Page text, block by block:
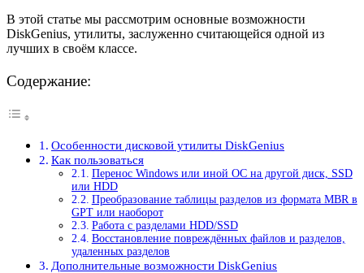
В этой статье мы рассмотрим основные возможности
DiskGenius, утилиты, заслуженно считающейся одной из
лучших в своём классе.
Содержание:
Особенности дисковой утилиты DiskGenius
Как пользоваться
Перенос Windows или иной ОС на другой диск, SSD
или HDD
Преобразование таблицы разделов из формата MBR в
GPT или наоборот
Работа с разделами HDD/SSD
Восстановление повреждённых файлов и разделов,
удаленных разделов
Дополнительные возможности DiskGenius